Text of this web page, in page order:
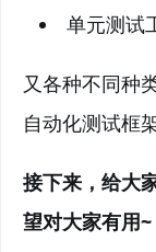
单元测试
又各种不同种
自动化测试框
接下来，给大
望对大家有用~